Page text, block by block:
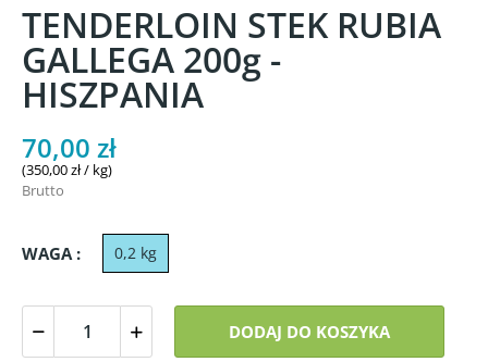
TENDERLOIN STEK RUBIA
GALLEGA 200g -
HISZPANIA
70,00 zł
(350,00 zł / kg)
Brutto
WAGA : 0,2 kg
DODAJ DO KOSZYKA